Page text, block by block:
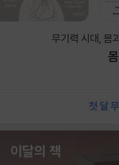
무기력 시대, 몸
첫 달
이달의 책